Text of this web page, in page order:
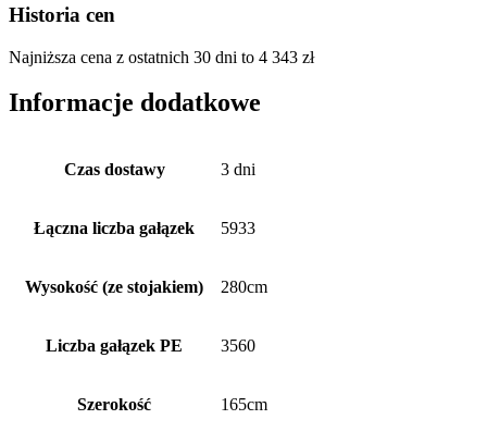
Historia cen
Najniższa cena z ostatnich 30 dni to 4 343 zł
Informacje dodatkowe
Czas dostawy 3 dni
Łączna liczba gałązek 5933
Wysokość (ze stojakiem) 280cm
Liczba gałązek PE 3560
Szerokość 165cm